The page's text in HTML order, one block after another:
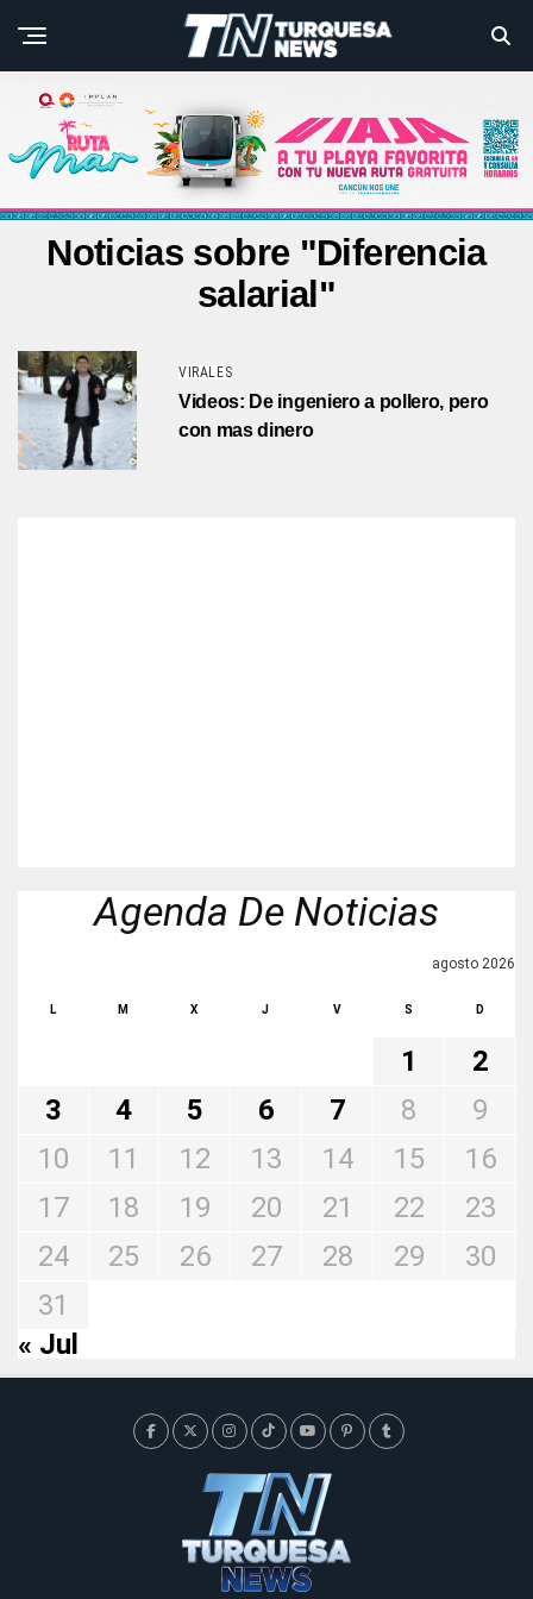
Noticias sobre "Diferencia
salarial"
VIRALES
Videos: De ingeniero a pollero, pero
con mas dinero
Agenda De Noticias
agosto 2026
L M X J V S D
1
2
3
4 5 6 7 8
9
10
11 12 13 14 15
16
17
18 19 20 21 22
23
24
25 26 27 28 29
30
31
« Jul